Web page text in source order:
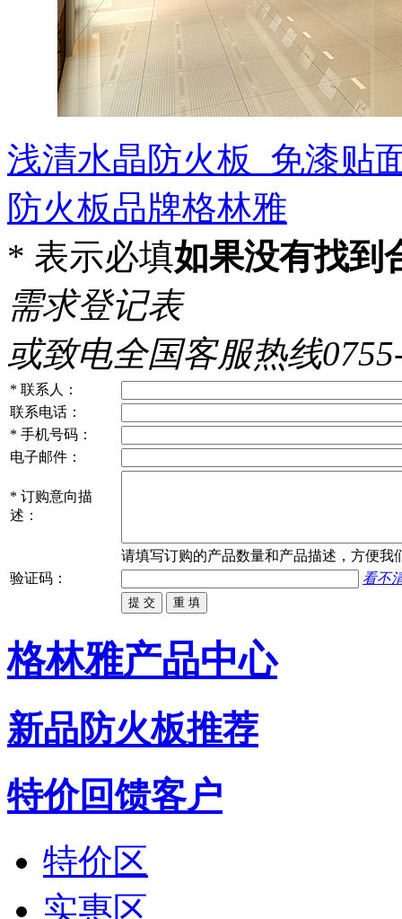
浅清水晶防火板_免漆贴
防火板品牌格林雅
* 表示必填如果没有找到
需求登记表
或致电全国客服热线
* 联系人：
联系电话：
* 手机号码：
电子邮件：
* 订购意向描
述：
请填写订购的产品数量和产品描述，方便我
验证码：
看不
格林雅产品中心
新品防火板推荐
特价回馈客户
特价区
实惠区